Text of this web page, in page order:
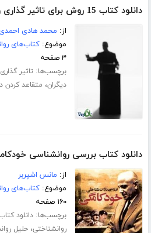
دانلود کتاب 15 روش برای تاثیر گذاری و متقاعد کردن دیگران
از: محمد هادی احمدی
موضوع:کتاب‌های
۳ صفحه
برچسب‌ها: تاثیر
دیگران، متقاعد کردن
دانلود کتاب بررسی روانشناسی
از: مانس اشپربر
موضوع:کتاب‌های
۱۶۰ صفحه
برچسب‌ها:دانلود
روانشناختی،حلیل